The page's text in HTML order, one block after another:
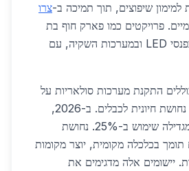
למימון שיפוצים, תוך תמיכה ב-צרו
פרויקטים כמו פארק חוף בת
ים משלבים נחושת בפנסי LED ובמערכות השקיה, עם
התקנת מערכות סולאריות על
גגות בתי ספר, שבהן נחושת חיונית לכבלים. ב-2026,
תוכנית 'עיר ירוקה' מגדילה שימוש ב-25%. נחושת
בכלכלה מקומית, יוצר מקומות
יישומים אלה מדגימים את